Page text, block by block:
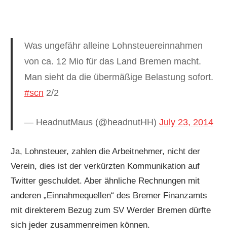
Was ungefähr alleine Lohnsteuereinnahmen
von ca. 12 Mio für das Land Bremen macht.
Man sieht da die übermäßige Belastung sofort.
#scn 2/2
— HeadnutMaus (@headnutHH) July 23, 2014
Ja, Lohnsteuer, zahlen die Arbeitnehmer, nicht der
Verein, dies ist der verkürzten Kommunikation auf
Twitter geschuldet. Aber ähnliche Rechnungen mit
anderen „Einnahmequellen“ des Bremer Finanzamts
mit direkterem Bezug zum SV Werder Bremen dürfte
sich jeder zusammenreimen können.